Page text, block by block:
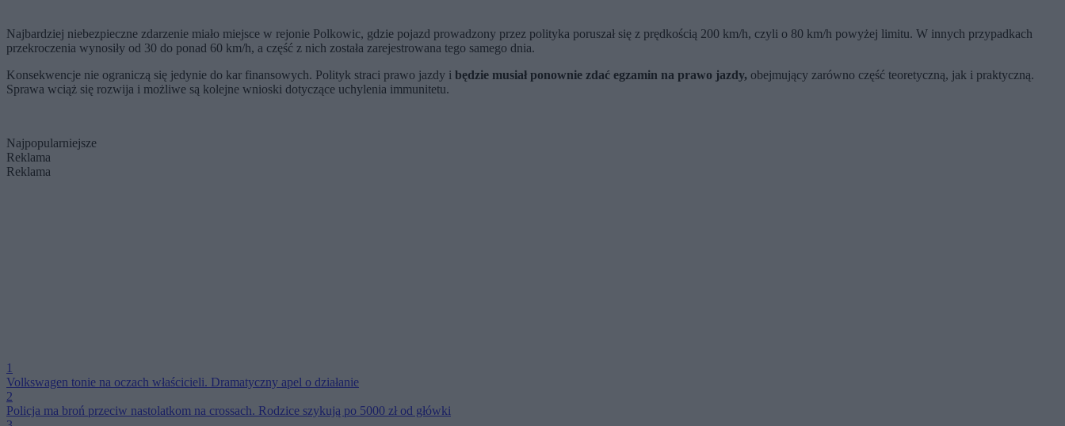
Najbardziej niebezpieczne zdarzenie miało miejsce w rejonie Polkowic, gdzie pojazd prowadzony przez polityka poruszał się z prędkością 200 km/h, czyli o 80 km/h powyżej limitu. W innych przypadkach
przekroczenia wynosiły od 30 do ponad 60 km/h, a część z nich została zarejestrowana tego samego dnia.
Konsekwencje nie ograniczą się jedynie do kar finansowych. Polityk straci prawo jazdy i będzie musiał ponownie zdać egzamin na prawo jazdy, obejmujący zarówno część teoretyczną, jak i praktyczną.
Sprawa wciąż się rozwija i możliwe są kolejne wnioski dotyczące uchylenia immunitetu.
Najpopularniejsze
Reklama
Reklama
1
Volkswagen tonie na oczach właścicieli. Dramatyczny apel o działanie
2
Policja ma broń przeciw nastolatkom na crossach. Rodzice szykują po 5000 zł od główki